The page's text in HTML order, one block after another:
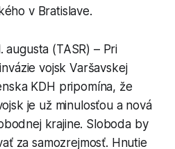
v Bratislave.
augusta (TASR) – Pri
vojsk Varšavskej
KDH pripomína, že
je už minulosťou a nová
krajine. Sloboda by
za samozrejmosť. Hnutie